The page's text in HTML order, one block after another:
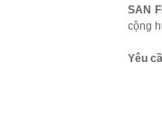
SAN
cộng
Yêu